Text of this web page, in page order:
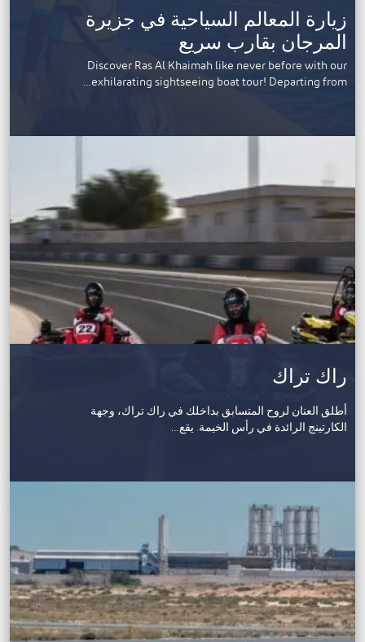
زيارة المعالم السياحية في جزيرة
المرجان بقارب سريع
Discover Ras Al Khaimah like never before with our
exhilarating sightseeing boat tour! Departing from…
راك تراك
أطلق العنان لروح المتسابق بداخلك في راك تراك، وجهة
الكارتينج الرائدة في رأس الخيمة. يقع…